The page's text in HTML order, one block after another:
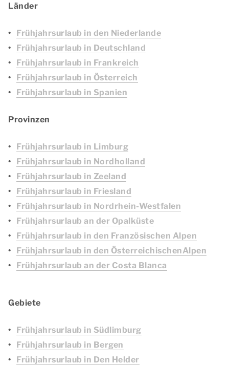
Länder
Frühjahrsurlaub in den Niederlande
Frühjahrsurlaub in Deutschland
Frühjahrsurlaub in Frankreich
Frühjahrsurlaub in Österreich
Frühjahrsurlaub in Spanien
Provinzen
Frühjahrsurlaub in Limburg
Frühjahrsurlaub in Nordholland
Frühjahrsurlaub in Zeeland
Frühjahrsurlaub in Friesland
Frühjahrsurlaub in Nordrhein-Westfalen
Frühjahrsurlaub an der Opalküste
Frühjahrsurlaub in den Französischen Alpen
Frühjahrsurlaub in den ÖsterreichischenAlpen
Frühjahrsurlaub an der Costa Blanca
Gebiete
Frühjahrsurlaub in Südlimburg
Frühjahrsurlaub in Bergen
Frühjahrsurlaub in Den Helder